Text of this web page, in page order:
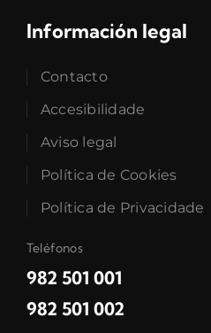
Información legal
Contacto
Accesibilidade
Aviso legal
Política de Cookies
Política de Privacidade
Teléfonos
982 501 001
982 501 002